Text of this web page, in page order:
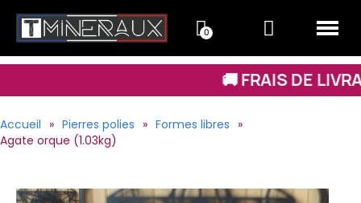
🚚 FRAIS DE LIVRAISON À
Accueil Pierres polies
Formes libres
Agate orque (1.03kg)